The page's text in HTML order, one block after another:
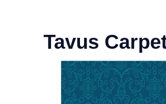
Tavus